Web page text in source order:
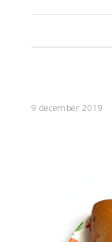
9 december 2019